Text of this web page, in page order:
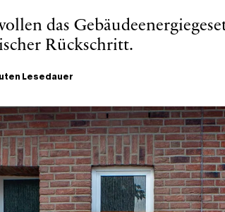
das
Rückschritt.
Lesedauer